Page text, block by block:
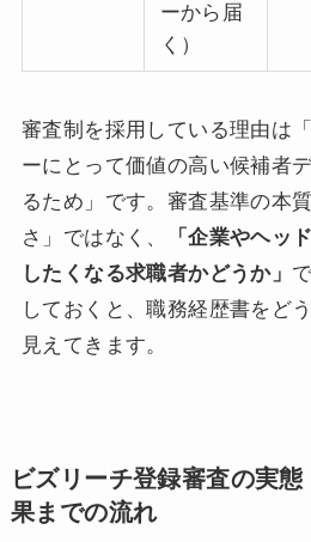
ーから届
く）
審査制を採用している理由は
ーにとって価値の高い候補者
るため」です。審査基準の本
さ」ではなく、
「企業やヘッ
したくなる求職者かどうか」
しておくと、職務経歴書をど
見えてきます。
ビズリーチ登録審査の実
果までの流れ